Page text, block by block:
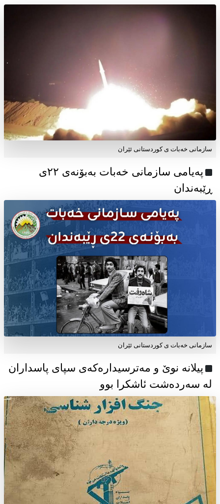
سازمانی خەبات ی کوردستانی ئێران
پەیامی سازمانی خەبات بەبۆنەی ۲۲ی
ڕێبەندان
سازمانی خەبات ی كوردستانی ئێران
پیلانە نوێ و مەترسیدارەکەی سپای پاسداران
لە سەردەشت ئاشکرا بوو